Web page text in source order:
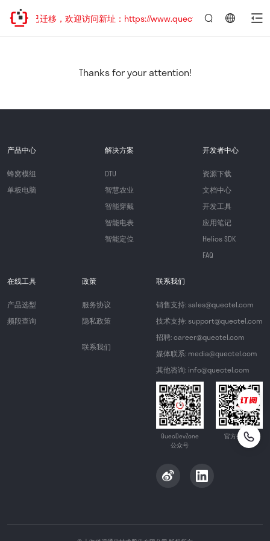
站地址已迁移，欢迎访问新址：https://www.quectel.com.cn
Thanks for your attention!
产品中心
蜂窝模组
单板电脑
解决方案
DTU
智慧农业
智能穿戴
智能电表
智能定位
开发者中心
资源下载
文档中心
开发工具
应用笔记
Helios SDK
FAQ
在线工具
产品选型
频段查询
政策
服务协议
隐私政策
联系我们
联系我们
销售支持: sales@quectel.com
技术支持: support@quectel.com
招聘: career@quectel.com
媒体联系: media@quectel.com
其他咨询: info@quectel.com
QuecDevZone
公众号
官方公众号